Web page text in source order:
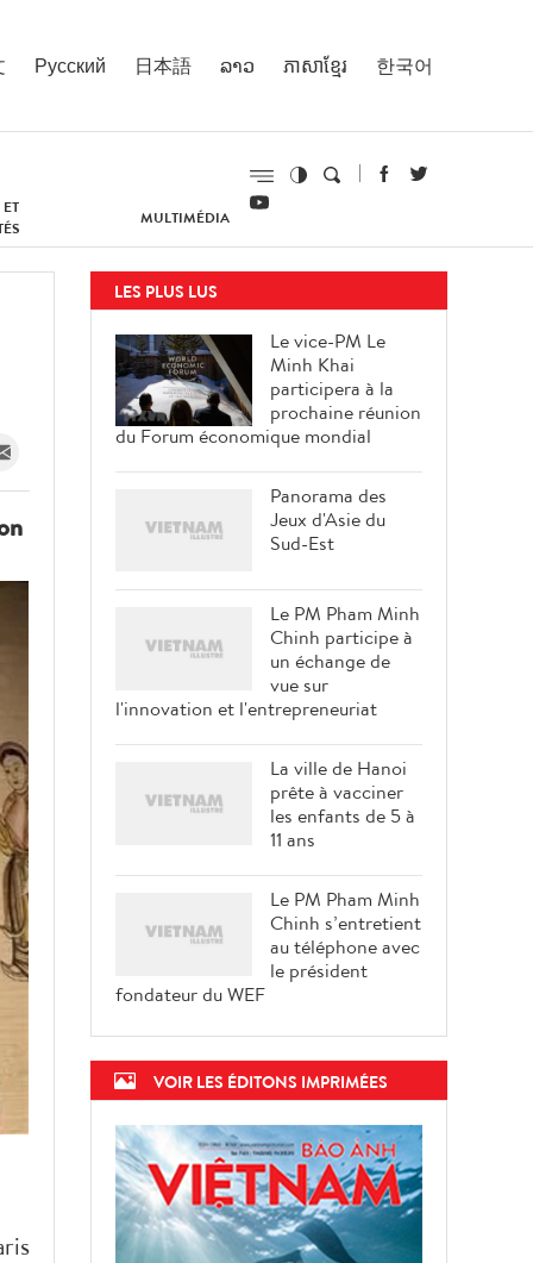
Русский 日本語 ລາວ ភាសាខ្មែរ 한국어
MULTIMÉDIA
LES PLUS LUS
Le vice-PM Le
Minh Khai
participera à la
prochaine réunion
du Forum économique mondial
Panorama des
Jeux d'Asie du
Sud-Est
Le PM Pham Minh
Chinh participe à
un échange de
vue sur
l'innovation et l'entrepreneuriat
La ville de Hanoi
prête à vacciner
les enfants de 5 à
11 ans
Le PM Pham Minh
Chinh s’entretient
au téléphone avec
le président
fondateur du WEF
VOIR LES ÉDITONS IMPRIMÉES